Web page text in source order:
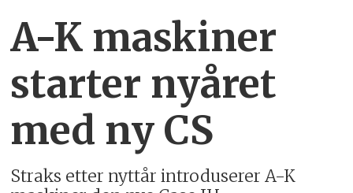
A-K maskiner
starter nyåret
med ny CS
Straks etter nyttår introduserer A-K